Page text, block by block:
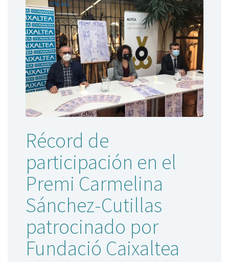
Récord de
participación en el
Premi Carmelina
Sánchez-Cutillas
patrocinado por
Fundació Caixaltea